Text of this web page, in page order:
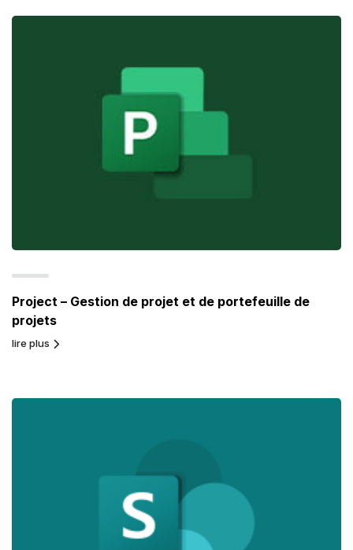
Project – Gestion de projet et de portefeuille de
projets
lire plus